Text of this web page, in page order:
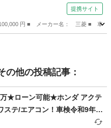
提携サイト
円 ■ メーカー名： 三菱 ■ 車
の他の投稿記事：
★ローン可能★ホンダ アクテ
ステ/エアコン！車検令和9年7
能！